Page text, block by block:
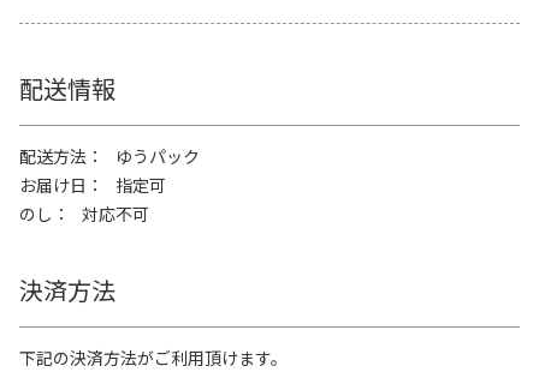
配送情報
配送方法
ゆうパック
お届け日
指定可
のし
対応不可
決済方法
下記の決済方法がご利用頂けます。